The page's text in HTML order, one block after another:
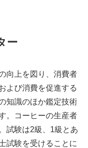
ー
向上を図り、消費者
よび消費を促進する
知識のほか鑑定技術
。コーヒーの生産者
試験は2級、1級とあ
試験を受けることに